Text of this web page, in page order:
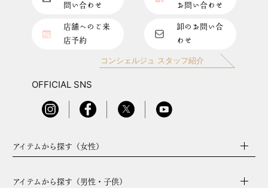
問い合わせ
お問い合わせ
店舗へのご来
店予約
卸のお問い合
わせ
コンシェルジュ スタッフ紹介
OFFICIAL SNS
アイテムから探す（女性）
アイテムから探す（男性・子供）